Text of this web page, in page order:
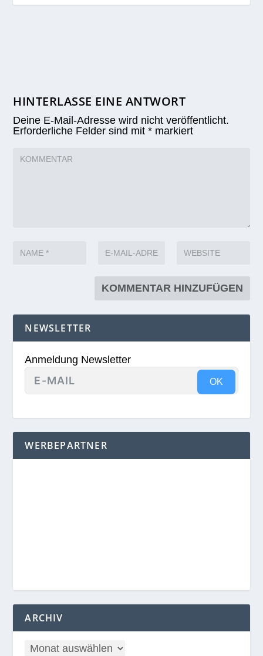
HINTERLASSE EINE ANTWORT
Deine E-Mail-Adresse wird nicht veröffentlicht.
Erforderliche Felder sind mit* markiert
NEWSLETTER
Anmeldung Newsletter
OK
WERBEPARTNER
ARCHIV